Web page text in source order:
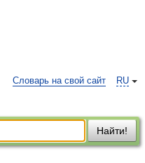
RU
Словарь на свой сайт
Найти!